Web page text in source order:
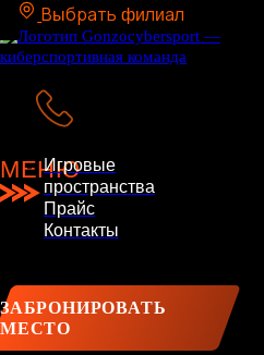
Выбрать филиал
МЕНЮИгровые
пространства
Прайс
Контакты
ЗАБРОНИРОВАТЬ
МЕСТО